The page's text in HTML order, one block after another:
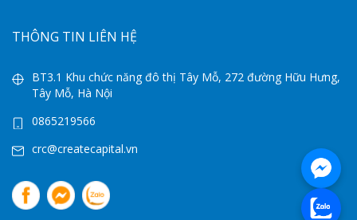
THÔNG TIN LIÊN HỆ
BT3.1 Khu chức năng đô thị Tây Mỗ, 272 đường Hữu Hưng,
Tây Mỗ, Hà Nội
0865219566
crc@createcapital.vn